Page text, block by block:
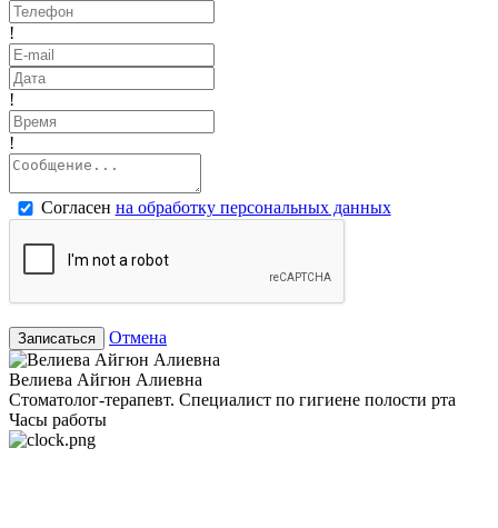
!
!
!
Согласен на обработку персональных данных
Записаться Отмена
Велиева Айгюн Алиевна
Стоматолог-терапевт. Специалист по гигиене полости рта
Часы работы